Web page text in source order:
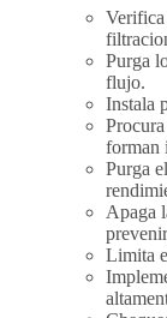
Purga
flujo.
Instala
forman
Purga
Apaga
Limita